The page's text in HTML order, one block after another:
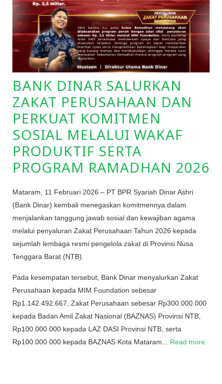
BANK DINAR SALURKAN
ZAKAT PERUSAHAAN DAN
PERKUAT KOMITMEN
SOSIAL MELALUI WAKAF
PRODUKTIF SERTA
PROGRAM RAMADHAN 2026
Mataram, 11 Februari 2026 – PT BPR Syariah Dinar Ashri
(Bank Dinar) kembali menegaskan komitmennya dalam
menjalankan tanggung jawab sosial dan kewajiban agama
melalui penyaluran Zakat Perusahaan Tahun 2026 kepada
sejumlah lembaga resmi pengelola zakat di Provinsi Nusa
Tenggara Barat (NTB).
Pada kesempatan tersebut, Bank Dinar menyalurkan Zakat
Perusahaan kepada MIM Foundation sebesar
Rp1.142.492.667, Zakat Perusahaan sebesar Rp300.000.000
kepada Badan Amil Zakat Nasional (BAZNAS) Provinsi NTB,
Rp100.000.000 kepada LAZ DASI Provinsi NTB, serta
Rp100.000.000 kepada BAZNAS Kota Mataram...
Read more